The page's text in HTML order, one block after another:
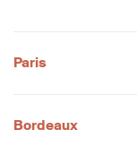
Paris
Bordeaux